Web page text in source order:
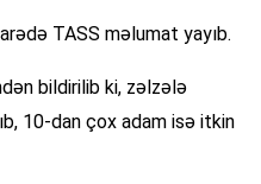
TASS məlumat yayıb.
bildirilib ki, zəlzələ
10-dan çox adam isə itkin